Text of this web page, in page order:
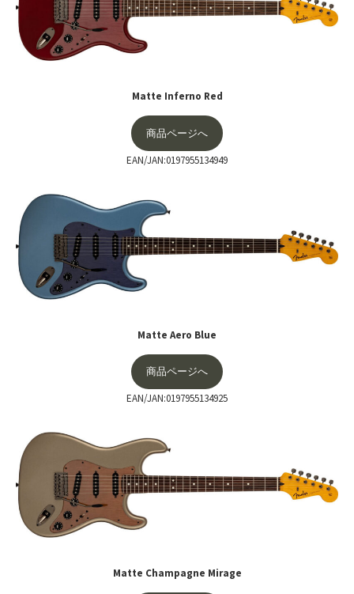
Matte Inferno Red
商品ページへ
EAN/JAN:0197955134949
Matte Aero Blue
商品ページへ
EAN/JAN:0197955134925
Matte Champagne Mirage